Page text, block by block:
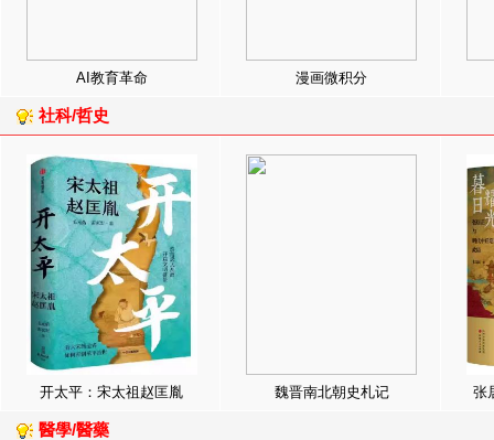
AI教育革命 漫画微积分
社科/哲史
开太平：宋太祖赵匡胤 魏晋南北朝史札记 张
醫學/醫藥